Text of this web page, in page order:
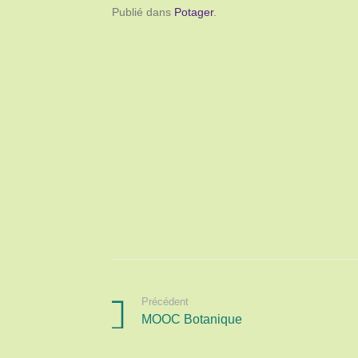
Publié dans Potager.
Précédent
MOOC Botanique